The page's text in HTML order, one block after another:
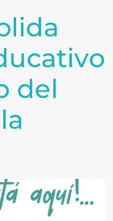
del